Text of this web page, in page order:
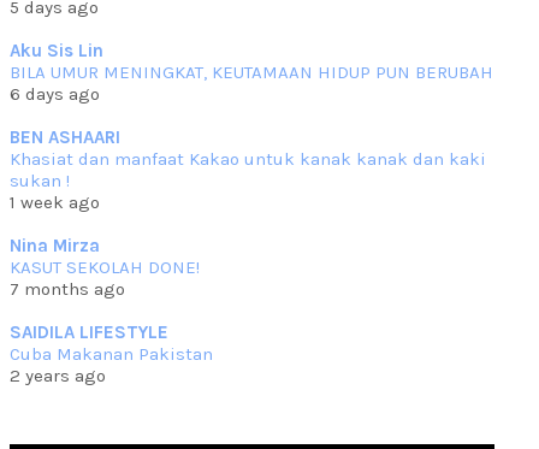
che mat ucapkan
Jun 30 2023
RESIPI KURMA AYAM MERAH
Assalammualaikum, salam semua. Hari ni 4 Zulhijjah 1444 Hijrah,
Jun 23 2023
RESIPI SAMBAL PARU
Assalammualaikum, salam sejahtera semua. Lama betul che mat tak
Jun 20 2023
RESIPI PISANG MUDA MASAK LEMAK
lemak ni che mat... read more
Mar 07 2023
5 days ago
Aku Sis Lin
BILA UMUR MENINGKAT, KEUTAMAAN HIDUP PUN BERUBAH
6 days ago
BEN ASHAARI
Khasiat dan manfaat Kakao untuk kanak kanak dan kaki
sukan !
1 week ago
Nina Mirza
KASUT SEKOLAH DONE!
7 months ago
SAIDILA LIFESTYLE
Cuba Makanan Pakistan
2 years ago